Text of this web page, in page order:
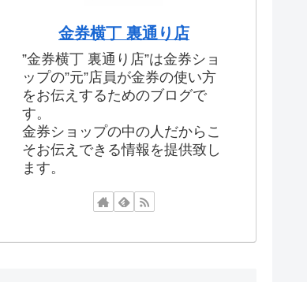
金券横丁 裏通り店
”金券横丁 裏通り店”は金券ショ
ップの”元”店員が金券の使い方
をお伝えするためのブログで
す。
金券ショップの中の人だからこ
そお伝えできる情報を提供致し
ます。